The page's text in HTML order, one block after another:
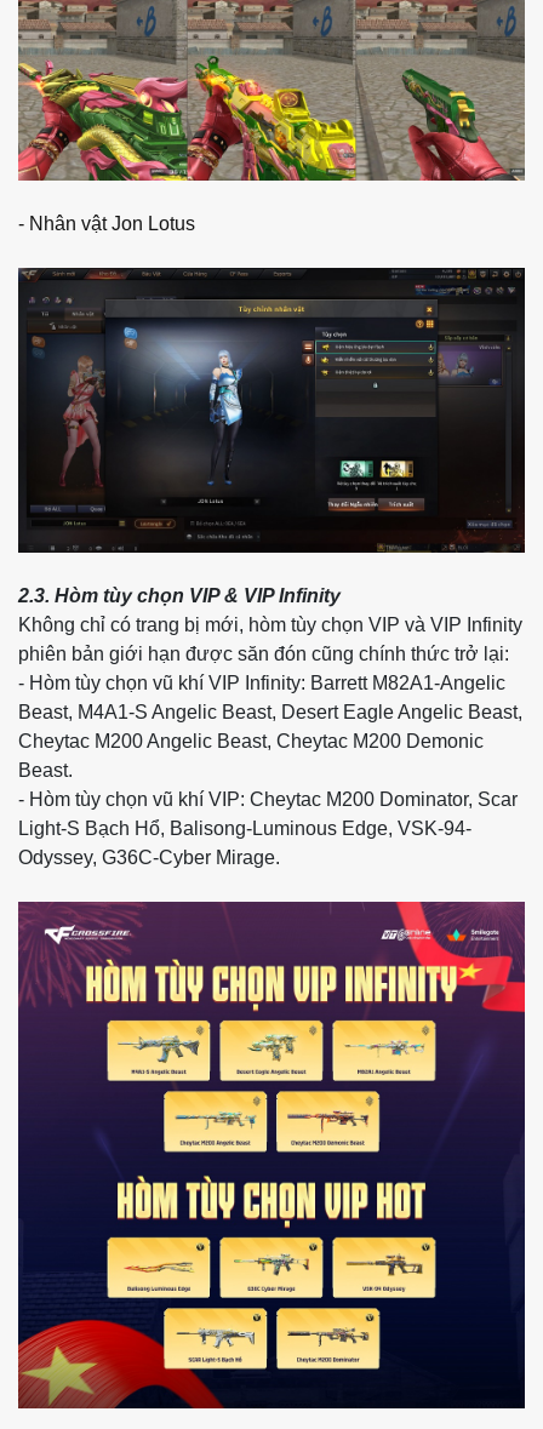
- Nhân vật Jon Lotus
2.3. Hòm tùy chọn VIP & VIP Infinity
Không chỉ có trang bị mới, hòm tùy chọn VIP và VIP Infinity
phiên bản giới hạn được săn đón cũng chính thức trở lại:
- Hòm tùy chọn vũ khí VIP Infinity: Barrett M82A1-Angelic
Beast, M4A1-S Angelic Beast, Desert Eagle Angelic Beast,
Cheytac M200 Angelic Beast, Cheytac M200 Demonic
Beast.
- Hòm tùy chọn vũ khí VIP: Cheytac M200 Dominator, Scar
Light-S Bạch Hổ, Balisong-Luminous Edge, VSK-94-
Odyssey, G36C-Cyber Mirage.